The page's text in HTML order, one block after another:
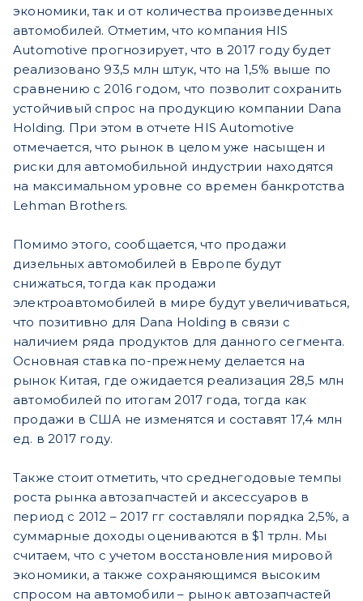
экономики, так и от количества произведенных
автомобилей. Отметим, что компания HIS
Automotive прогнозирует, что в 2017 году будет
реализовано 93,5 млн штук, что на 1,5% выше по
сравнению с 2016 годом, что позволит сохранить
устойчивый спрос на продукцию компании Dana
Holding. При этом в отчете HIS Automotive
отмечается, что рынок в целом уже насыщен и
риски для автомобильной индустрии находятся
на максимальном уровне со времен банкротства
Lehman Brothers.
Помимо этого, сообщается, что продажи
дизельных автомобилей в Европе будут
снижаться, тогда как продажи
электроавтомобилей в мире будут увеличиваться,
что позитивно для Dana Holding в связи с
наличием ряда продуктов для данного сегмента.
Основная ставка по-прежнему делается на
рынок Китая, где ожидается реализация 28,5 млн
автомобилей по итогам 2017 года, тогда как
продажи в США не изменятся и составят 17,4 млн
ед. в 2017 году.
Также стоит отметить, что среднегодовые темпы
роста рынка автозапчастей и аксессуаров в
период с 2012 – 2017 гг составляли порядка 2,5%, а
суммарные доходы оцениваются в $1 трлн. Мы
считаем, что с учетом восстановления мировой
экономики, а также сохраняющимся высоким
спросом на автомобили – рынок автозапчастей